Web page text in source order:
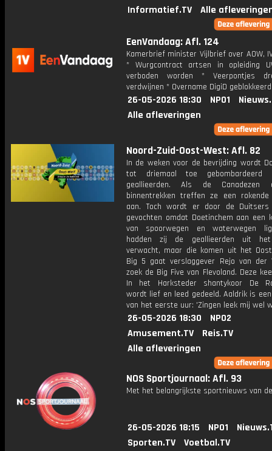
Informatief.TV
Alle
EenVandaag: Afl. 124
Kamerbrief minister Vijlbrief over AOW,
* Wurgcontract artsen in opleiding
verboden worden * Veerpontjes
verdwijnen * Overname DigiD
26-05-2026 18:30 NPO1
Alle afleveringen
Noord-Zuid-Oost-West: Afl. 82
In de weken voor de bevrijding wordt
tot driemaal toe gebombardeerd
geallieerden. Als de
binnentrekken treffen ze een rokende
aan. Toch wordt er door de Duitsers
gevochten omdat Doetinchem aan een
van spoorwegen en waterwegen
hadden zij de geallieerden uit
verwacht, maar die komen uit het
Big 5 gaat verslaggever Rejo van der
zoek de Big Five van Flevoland. Deze
In het Harksteder shantykoor De
wordt lief en leed gedeeld. Aaldrik is
van het eerste uur: 'Zingen leek mij wel
26-05-2026 18:30
NPO2
Amusement.TV
Reis.TV
Alle afleveringen
NOS Sportjournaal: Afl. 93
Met het belangrijkste sportnieuws van
26-05-2026 18:15 NPO1
Sporten.TV
Voetbal.TV